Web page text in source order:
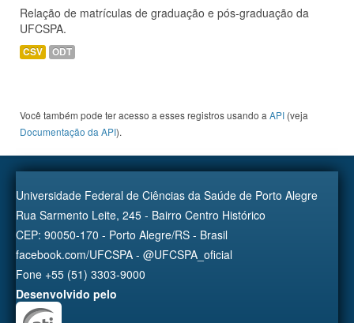
Relação de matrículas de graduação e pós-graduação da
UFCSPA.
CSV ODT
Você também pode ter acesso a esses registros usando a API (veja
Documentação da API).
Universidade Federal de Ciências da Saúde de Porto Alegre
Rua Sarmento Leite, 245 - Bairro Centro Histórico
CEP: 90050-170 - Porto Alegre/RS - Brasil
facebook.com/UFCSPA - @UFCSPA_oficial
Fone +55 (51) 3303-9000
Desenvolvido pelo